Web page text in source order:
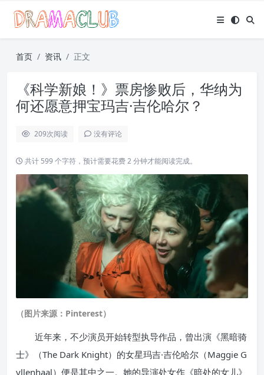
首页 资讯 正文
《科学新娘！》票房惨败后，华纳为
何还愿意押宝玛吉·吉伦哈尔？
209次阅读 没有评论
共计 599 个字符，预计需要花费 2 分钟才能阅读完成。
（图片来源：Pinterest）
近年来，不少演员开始转型执导作品，曾出演《黑暗骑
士》（The Dark Knight）的女星玛吉·吉伦哈尔（Maggie G
yllenhaal）便是其中之一。她的导演处女作《暗处的女儿》